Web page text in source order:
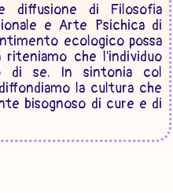
diffusione di Filosofia
e Arte Psichica di
ecologico possa
riteniamo che l'individuo
di se. In sintonia col
la cultura che
bisognoso di cure e di